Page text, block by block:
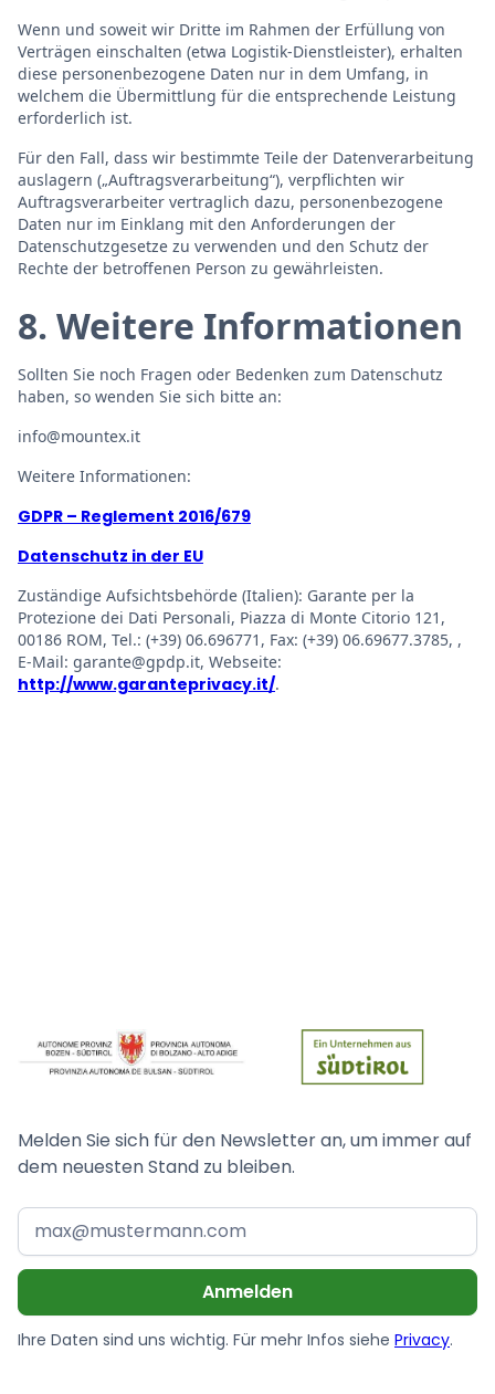
Wenn und soweit wir Dritte im Rahmen der Erfüllung von
Verträgen einschalten (etwa Logistik-Dienstleister), erhalten
diese personenbezogene Daten nur in dem Umfang, in
welchem die Übermittlung für die entsprechende Leistung
erforderlich ist.
Für den Fall, dass wir bestimmte Teile der Datenverarbeitung
auslagern („Auftragsverarbeitung“), verpflichten wir
Auftragsverarbeiter vertraglich dazu, personenbezogene
Daten nur im Einklang mit den Anforderungen der
Datenschutzgesetze zu verwenden und den Schutz der
Rechte der betroffenen Person zu gewährleisten.
8. Weitere Informationen
Sollten Sie noch Fragen oder Bedenken zum Datenschutz
haben, so wenden Sie sich bitte an:
info@mountex.it
Weitere Informationen:
GDPR – Reglement 2016/679
Datenschutz in der EU
Zuständige Aufsichtsbehörde (Italien): Garante per la
Protezione dei Dati Personali, Piazza di Monte Citorio 121,
00186 ROM, Tel.: (+39) 06.696771, Fax: (+39) 06.69677.3785, ,
E-Mail: garante@gpdp.it, Webseite:
http://www.garanteprivacy.it/.
Melden Sie sich für den Newsletter an, um immer auf
dem neuesten Stand zu bleiben.
Ihre Daten sind uns wichtig. Für mehr Infos siehe Privacy.